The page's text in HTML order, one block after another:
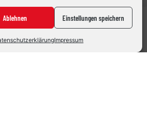
Ablehnen Einstellungen speichern
Impressum